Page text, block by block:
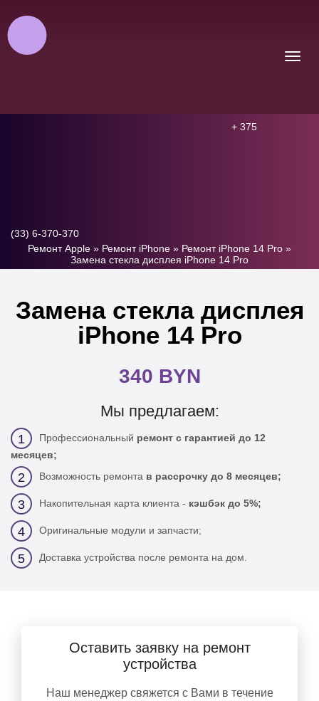
+ 375
(33) 6-370-370
Ремонт Apple » Ремонт iPhone » Ремонт iPhone 14 Pro »
Замена стекла дисплея iPhone 14 Pro
Замена стекла дисплея
iPhone 14 Pro
340 BYN
Мы предлагаем:
1 Профессиональный ремонт с гарантией до 12
месяцев;
2 Возможность ремонта в рассрочку до 8 месяцев;
3 Накопительная карта клиента - кэшбэк до 5%;
4 Оригинальные модули и запчасти;
5 Доставка устройства после ремонта на дом.
Оставить заявку на ремонт
устройства
Наш менеджер свяжется с Вами в течение